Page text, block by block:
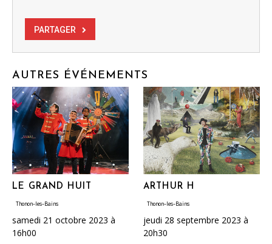
PARTAGER
AUTRES ÉVÉNEMENTS
LE GRAND HUIT
Thonon-les-Bains
samedi 21 octobre 2023 à
16h00
ARTHUR H
Thonon-les-Bains
jeudi 28 septembre 2023 à
20h30